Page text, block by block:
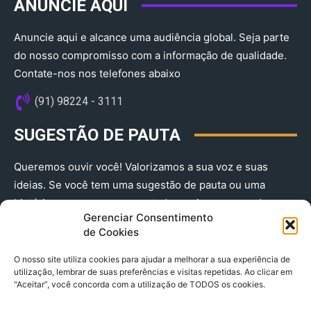
Gerenciar Consentimento
de Cookies
O nosso site utiliza cookies para ajudar a melhorar a sua experiência de
utilização, lembrar de suas preferências e visitas repetidas. Ao clicar em
“Aceitar”, você concorda com a utilização de TODOS os cookies.
ANUNCIE AQUI
Anuncie aqui e alcance uma audiência global. Seja parte
do nosso compromisso com a informação de qualidade.
Contate-nos nos telefones abaixo
(91) 98224 - 3111
SUGESTÃO DE PAUTA
Queremos ouvir você! Valorizamos a sua voz e suas
ideias. Se você tem uma sugestão de pauta ou uma
história que merece ser contada, envie-nos agora!
(91) 98224 - 3111